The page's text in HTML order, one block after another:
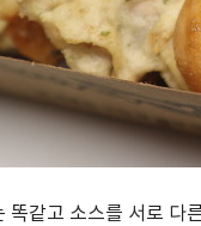
똑같고 소스를 서로 다